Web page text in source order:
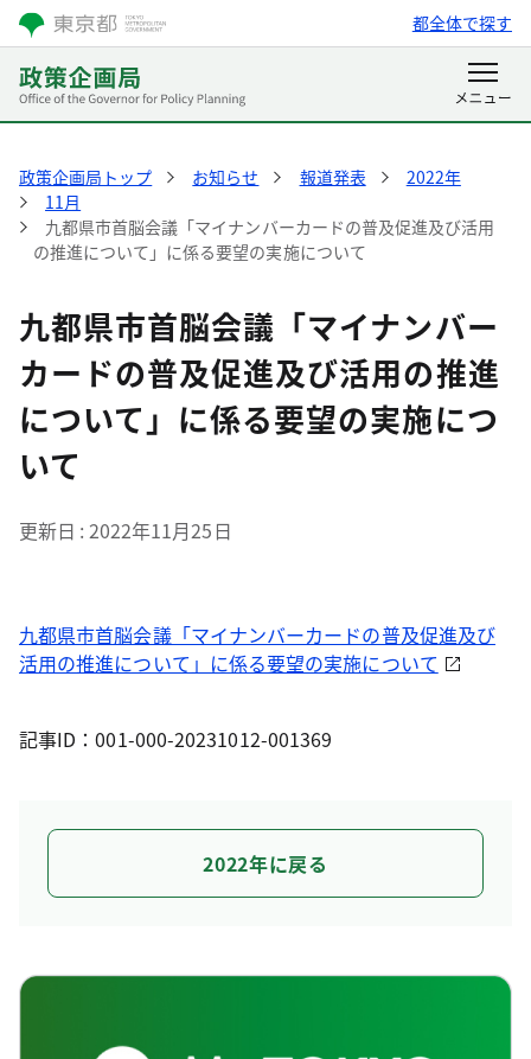
都全体で探す
政策企画局トップ お知らせ 報道発表
2022年
11月
九都県市首脳会議「マイナンバーカードの普及促進及び活用
の推進について」に係る要望の実施について
九都県市首脳会議「マイナンバー
カードの普及促進及び活用の推進
について」に係る要望の実施につ
いて
更新日 2022年11月25日
九都県市首脳会議「マイナンバーカードの普及促進及び
活用の推進について」に係る要望の実施について
記事ID：001-000-20231012-001369
2022年に戻る